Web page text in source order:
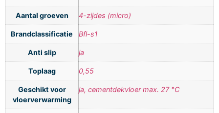
Aantal groeven 4-zijdes (micro)
Brandclassificatie Bfl-s1
Anti slip ja
Toplaag 0,55
Geschikt voor
vloerverwarming
ja, cementdekvloer max. 27 °C